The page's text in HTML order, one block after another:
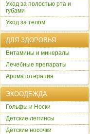
Уход за полостью рта и
губами
Уход за телом
ДЛЯ ЗДОРОВЬЯ
Витамины и минералы
Лечебные препараты
Ароматотерапия
ЭКООДЕЖДА
Гольфы и Носки
Детские леггинсы
Детские носочки